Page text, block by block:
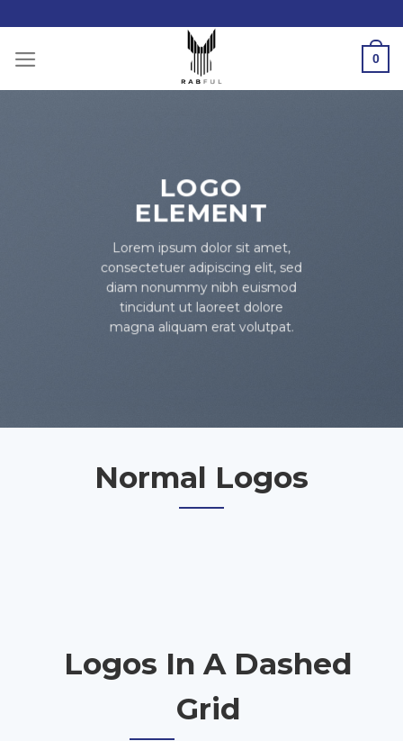
to
content
0
LOGO
ELEMENT
Lorem ipsum dolor sit amet,
consectetuer adipiscing elit, sed
diam nonummy nibh euismod
tincidunt ut laoreet dolore
magna aliquam erat volutpat.
Normal Logos
Logos In A Dashed
Grid